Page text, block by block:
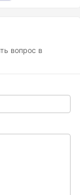
вопрос в